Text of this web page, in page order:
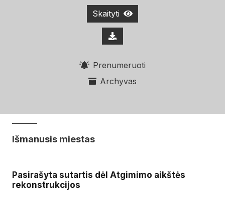
Skaityti
Prenumeruoti
Archyvas
Išmanusis miestas
Pasirašyta sutartis dėl Atgimimo aikštės
rekonstrukcijos